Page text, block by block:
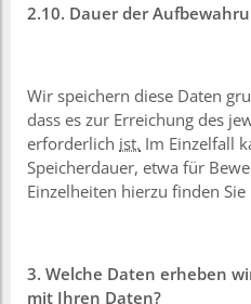
2.10. Dauer der
Wir speichern diese Daten
dass es zur Erreichung des
erforderlich ist. Im Einzelfall
Speicherdauer, etwa für
Einzelheiten hierzu finden
3. Welche Daten erheben
mit Ihren Daten?